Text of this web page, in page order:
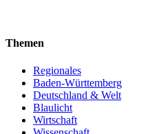
Themen
Regionales
Baden-Württemberg
Deutschland & Welt
Blaulicht
Wirtschaft